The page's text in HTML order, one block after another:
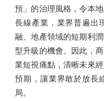
預」的治理風格，令本
長線產業，業界普遍出
融、地產領域的短期利
型升級的機會。因此，
業短視痛點，清晰未來
預期，讓業界敢於放長
局。